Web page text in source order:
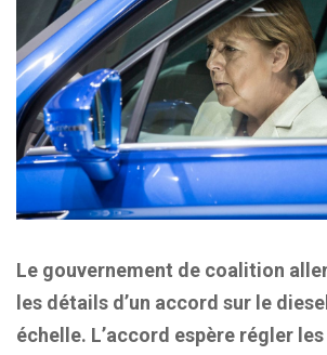
Le gouvernement de coalition
les détails d’un accord sur le
échelle. L’accord espère régler